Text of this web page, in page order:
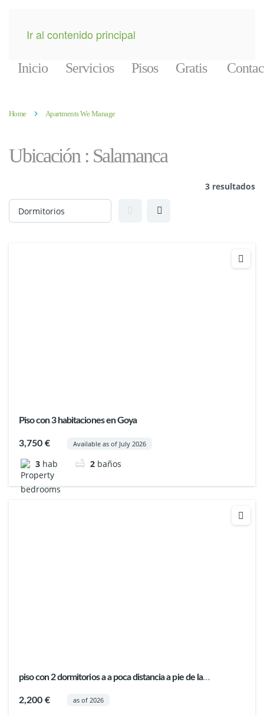
Ir al contenido principal
Inicio Servicios Pisos Gratis
Home Apartments We Manage
Ubicación : Salamanca
3 resultados
Piso con 3 habitaciones en Goya
3,750 € Available as of July 2026
3 hab 2 baños
piso con 2 dormitorios a a poca distancia a pie de la
2,200 €
as of 2026